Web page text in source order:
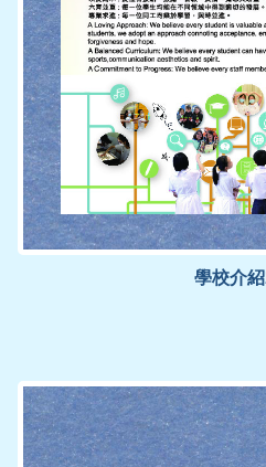
學校介紹